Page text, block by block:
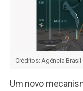
Créditos: Agência Brasil
Um novo